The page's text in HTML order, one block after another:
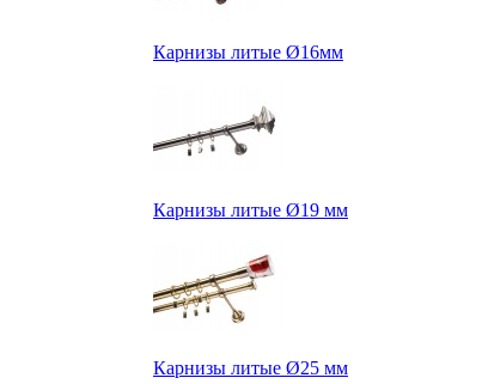
Карнизы литые Ø16мм
Карнизы литые Ø19 мм
Карнизы литые Ø25 мм